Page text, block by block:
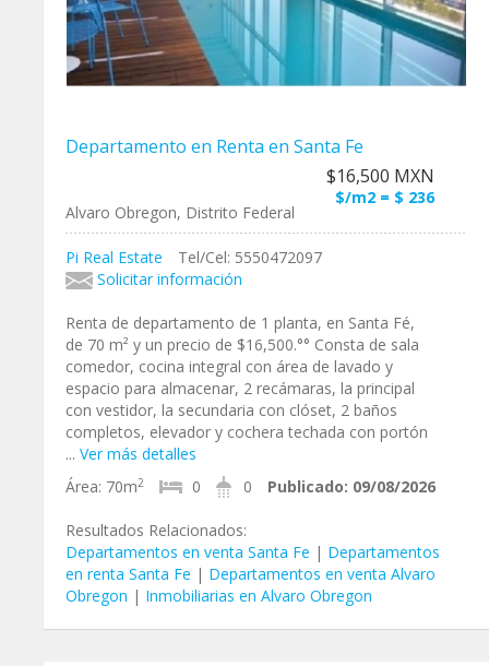
Departamento en Renta en Santa Fe
$16,500 MXN
$/m2 = $ 236
Alvaro Obregon, Distrito Federal
Pi Real Estate
Tel/Cel: 5550472097
Solicitar información
Renta de departamento de 1 planta, en Santa Fé,
de 70 m² y un precio de $16,500.°° Consta de sala
comedor, cocina integral con área de lavado y
espacio para almacenar, 2 recámaras, la principal
con vestidor, la secundaria con clóset, 2 baños
completos, elevador y cochera techada con portón
... Ver más detalles
Área: 70m2 0 0 Publicado: 09/08/2026
Resultados Relacionados:
Departamentos en venta Santa Fe | Departamentos
en renta Santa Fe | Departamentos en venta Alvaro
Obregon | Inmobiliarias en Alvaro Obregon